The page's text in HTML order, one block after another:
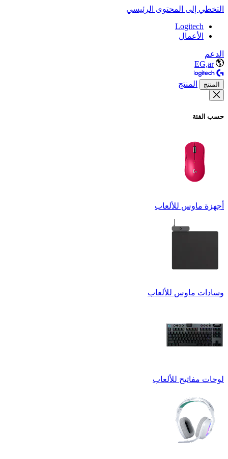
التخطي إلى المحتوى الرئيسي
Logitech
الأعمال
الدعم
EG,ar
المنتج المنتج
حسب الفئة
أجهزة ماوس للألعاب
وسادات ماوس للألعاب
لوحات مفاتيح للألعاب